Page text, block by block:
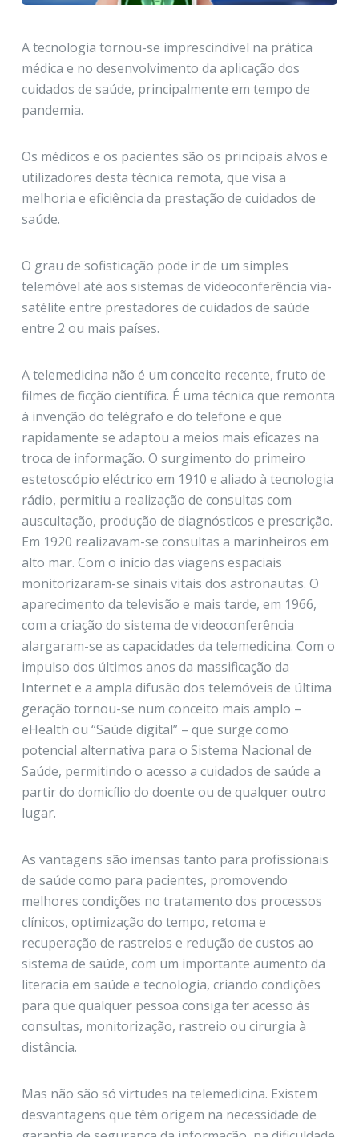
A tecnologia tornou-se imprescindível na prática
médica e no desenvolvimento da aplicação dos
cuidados de saúde, principalmente em tempo de
pandemia.
Os médicos e os pacientes são os principais alvos e
utilizadores desta técnica remota, que visa a
melhoria e eficiência da prestação de cuidados de
saúde.
O grau de sofisticação pode ir de um simples
telemóvel até aos sistemas de videoconferência via-
satélite entre prestadores de cuidados de saúde
entre 2 ou mais países.
A telemedicina não é um conceito recente, fruto de
filmes de ficção científica. É uma técnica que remonta
à invenção do telégrafo e do telefone e que
rapidamente se adaptou a meios mais eficazes na
troca de informação. O surgimento do primeiro
estetoscópio eléctrico em 1910 e aliado à tecnologia
rádio, permitiu a realização de consultas com
auscultação, produção de diagnósticos e prescrição.
Em 1920 realizavam-se consultas a marinheiros em
alto mar. Com o início das viagens espaciais
monitorizaram-se sinais vitais dos astronautas. O
aparecimento da televisão e mais tarde, em 1966,
com a criação do sistema de videoconferência
alargaram-se as capacidades da telemedicina. Com o
impulso dos últimos anos da massificação da
Internet e a ampla difusão dos telemóveis de última
geração tornou-se num conceito mais amplo –
eHealth ou “Saúde digital” – que surge como
potencial alternativa para o Sistema Nacional de
Saúde, permitindo o acesso a cuidados de saúde a
partir do domicílio do doente ou de qualquer outro
lugar.
As vantagens são imensas tanto para profissionais
de saúde como para pacientes, promovendo
melhores condições no tratamento dos processos
clínicos, optimização do tempo, retoma e
recuperação de rastreios e redução de custos ao
sistema de saúde, com um importante aumento da
literacia em saúde e tecnologia, criando condições
para que qualquer pessoa consiga ter acesso às
consultas, monitorização, rastreio ou cirurgia à
distância.
Mas não são só virtudes na telemedicina. Existem
desvantagens que têm origem na necessidade de